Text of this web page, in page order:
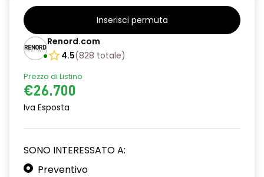
alzacristalli anteriori elettrici impulsionali
alzacristalli posteriori elettrici impulsionali
assistenza alla partenza in salita
climatizzatore automatico
distance warning avviso distanza di sicurezza
driver display 10''
Inserisci permuta
Renord.com
4.5(828 totale)
Prezzo di Listino
€26.700
Iva Esposta
SONO INTERESSATO A:
Preventivo